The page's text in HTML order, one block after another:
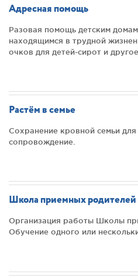
Адресная помощь
Разовая помощь детским
находящимся в трудной
очков для детей-сирот и другое
Растём в семье
Сохранение кровной семьи
сопровождение.
Школа приемных родителей
Организация работы Школы
Обучение одного или